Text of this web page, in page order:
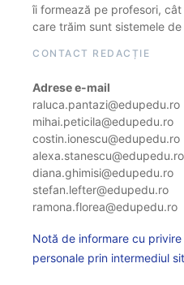
îi formează pe profesori,
care trăim sunt sistemele
CONTACT REDACȚIE
Adrese e-mail
raluca.pantazi@edupedu.ro
mihai.peticila@edupedu.ro
costin.ionescu@edupedu.ro
alexa.stanescu@edupedu.ro
diana.ghimisi@edupedu.ro
stefan.lefter@edupedu.ro
ramona.florea@edupedu.ro
Notă de informare cu
personale prin intermediul